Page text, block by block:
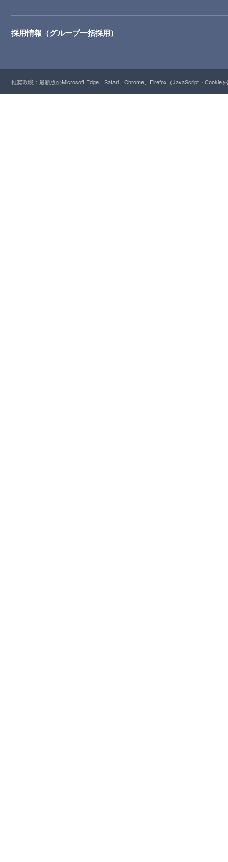
採用情報（グループ一括採用）
推奨環境：最新版のMicrosoft Edge、Safari、Chrome、Firefox（JavaScript・Cookie